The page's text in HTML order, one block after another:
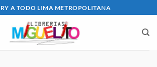
A TODO LIMA METROPOLITANA